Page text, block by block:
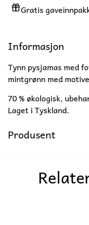
Gratis
Informasjon
Tynn pysjamas med
mintgrønn med
70 % økologisk,
Laget i Tyskland.
Produsent